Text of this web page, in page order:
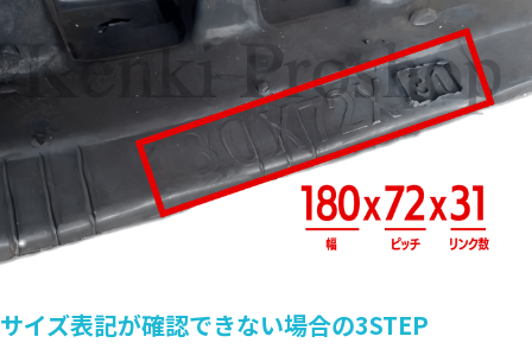
サイズ表記が確認できない場合の3STEP